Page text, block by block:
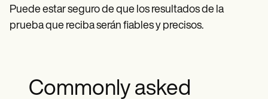
Puede estar seguro de que los resultados de la
prueba que reciba serán fiables y precisos.
Commonly asked